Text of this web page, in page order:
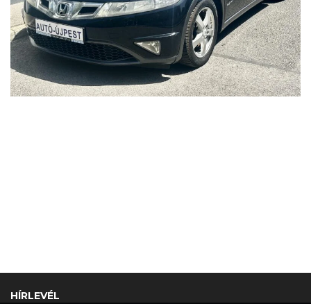
HÍRLEVÉL